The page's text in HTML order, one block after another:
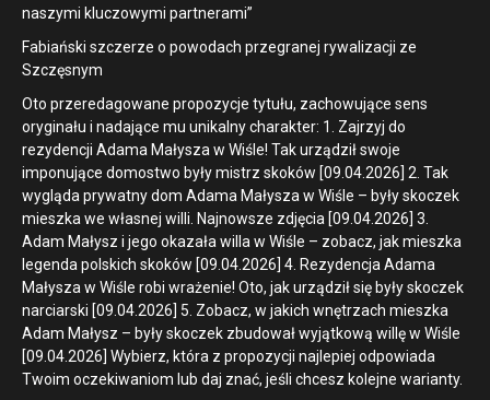
naszymi kluczowymi partnerami”
Fabiański szczerze o powodach przegranej rywalizacji ze
Szczęsnym
Oto przeredagowane propozycje tytułu, zachowujące sens
oryginału i nadające mu unikalny charakter: 1. Zajrzyj do
rezydencji Adama Małysza w Wiśle! Tak urządził swoje
imponujące domostwo były mistrz skoków [09.04.2026] 2. Tak
wygląda prywatny dom Adama Małysza w Wiśle – były skoczek
mieszka we własnej willi. Najnowsze zdjęcia [09.04.2026] 3.
Adam Małysz i jego okazała willa w Wiśle – zobacz, jak mieszka
legenda polskich skoków [09.04.2026] 4. Rezydencja Adama
Małysza w Wiśle robi wrażenie! Oto, jak urządził się były skoczek
narciarski [09.04.2026] 5. Zobacz, w jakich wnętrzach mieszka
Adam Małysz – były skoczek zbudował wyjątkową willę w Wiśle
[09.04.2026] Wybierz, która z propozycji najlepiej odpowiada
Twoim oczekiwaniom lub daj znać, jeśli chcesz kolejne warianty.